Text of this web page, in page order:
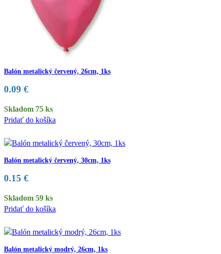
Balón metalický červený, 26cm, 1ks
0.09 €
Skladom 75 ks
Pridať do košíka
Balón metalický červený, 30cm, 1ks
0.15 €
Skladom 59 ks
Pridať do košíka
Balón metalický modrý, 26cm, 1ks